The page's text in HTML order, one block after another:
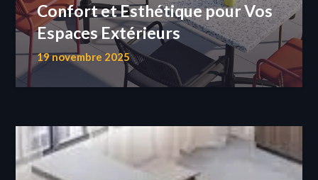
Confort et Esthétique pour Vos
Espaces Extérieurs
19 novembre 2025